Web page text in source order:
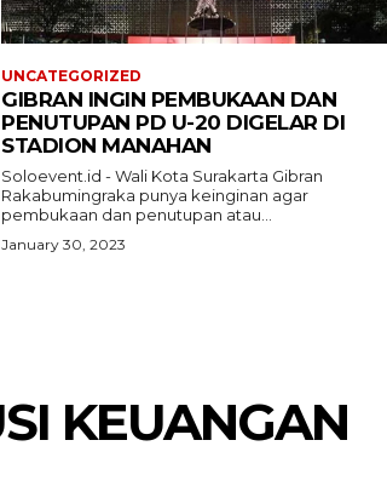
UNCATEGORIZED
GIBRAN INGIN PEMBUKAAN DAN
PENUTUPAN PD U-20 DIGELAR DI
STADION MANAHAN
Soloevent.id - Wali Kota Surakarta Gibran
Rakabumingraka punya keinginan agar
pembukaan dan penutupan atau...
January 30, 2023